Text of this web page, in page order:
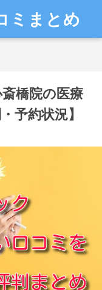
ミまとめ
橋院の医療
予約状況】